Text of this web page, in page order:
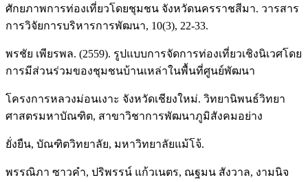
ศักยภาพการท่องเที่ยวโดยชุมชน จังหวัดนครราชสีมา. วารสาร
การวิจัยการบริหารการพัฒนา, 10(3), 22-33.
พรชัย เพียรพล. (2559). รูปแบบการจัดการท่องเที่ยวเชิงนิเวศโดย
การมีส่วนร่วมของชุมชนบ้านเหล่าในพื้นที่ศูนย์พัฒนา
โครงการหลวงม่อนเงาะ จังหวัดเชียงใหม่. วิทยานิพนธ์วิทยา
ศาสตรมหาบัณฑิต, สาขาวิชาการพัฒนาภูมิสังคมอย่าง
ยั่งยืน, บัณฑิตวิทยาลัย, มหาวิทยาลัยแม้โจ้.
พรรณิภา ซาวคำ, ปริพรรน์ แก้วเนตร, ณฐมน สังวาล, งามนิจ